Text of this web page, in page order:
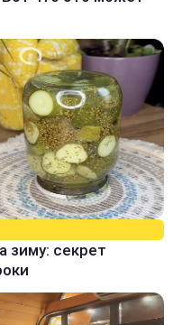
зиму: секрет